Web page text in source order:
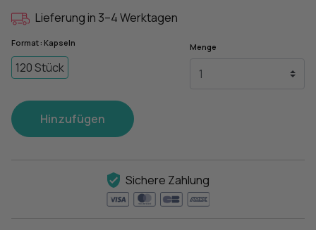
Lieferung in 3–4 Werktagen
Format : Kapseln
120 Stück
Menge
Hinzufügen
Sichere Zahlung